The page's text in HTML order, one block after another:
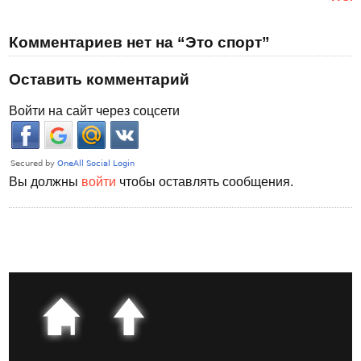
Комментариев нет на “Это спорт”
Оставить комментарий
Войти на сайт через соцсети
Вы должны войти чтобы оставлять сообщения.